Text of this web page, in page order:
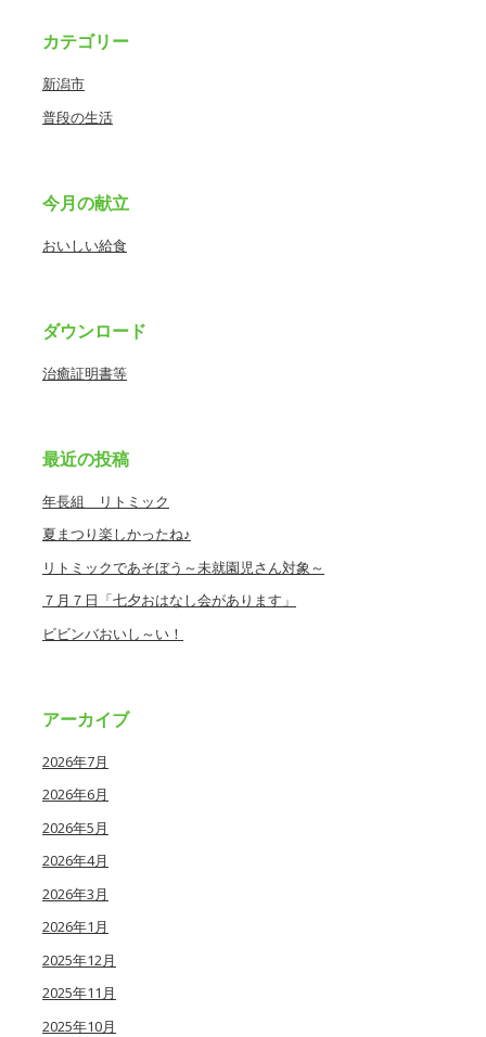
カテゴリー
新潟市
普段の生活
今月の献立
おいしい給食
ダウンロード
治癒証明書等
最近の投稿
年長組 リトミック
夏まつり楽しかったね♪
リトミックであそぼう～未就園児さん対象～
７月７日「七夕おはなし会があります」
ビビンバおいし～い！
アーカイブ
2026年7月
2026年6月
2026年5月
2026年4月
2026年3月
2026年1月
2025年12月
2025年11月
2025年10月